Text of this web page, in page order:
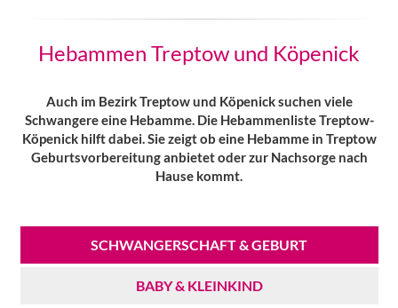
Hebammen Treptow und Köpenick
Auch im Bezirk Treptow und Köpenick suchen viele
Schwangere eine Hebamme. Die Hebammenliste Treptow-
Köpenick hilft dabei. Sie zeigt ob eine Hebamme in Treptow
Geburtsvorbereitung anbietet oder zur Nachsorge nach
Hause kommt.
SCHWANGERSCHAFT & GEBURT
BABY & KLEINKIND